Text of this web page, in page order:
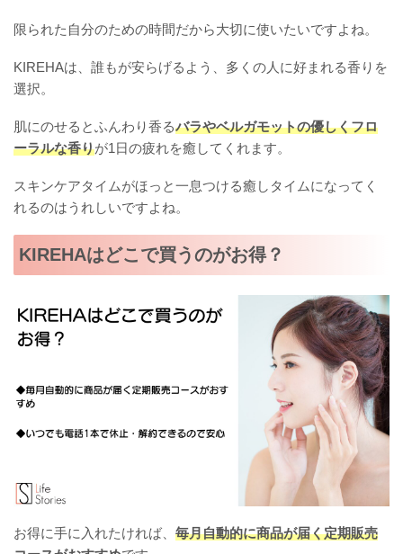
限られた自分のための時間だから大切に使いたいですよね。
KIREHAは、誰もが安らげるよう、多くの人に好まれる香りを
選択。
肌にのせるとふんわり香るバラやベルガモットの優しくフロ
ーラルな香りが1日の疲れを癒してくれます。
スキンケアタイムがほっと一息つける癒しタイムになってく
れるのはうれしいですよね。
KIREHAはどこで買うのがお得？
お得に手に入れたければ、 毎月自動的に商品が届く定期販売